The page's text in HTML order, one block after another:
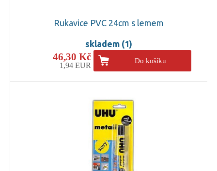
Rukavice PVC 24cm s lemem
skladem (1)
46,30 Kč
1,94 EUR
Do košíku